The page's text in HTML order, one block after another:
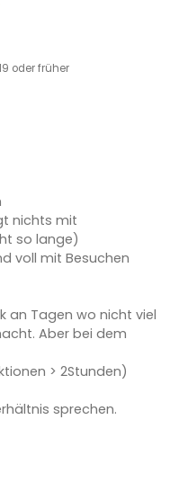
oder früher
nichts mit
so lange)
voll mit Besuchen
an Tagen wo nicht viel
Aber bei dem
> 2Stunden)
sprechen.